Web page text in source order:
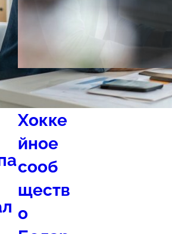
Спорт
Хокке
йное
сооб
ществ
о